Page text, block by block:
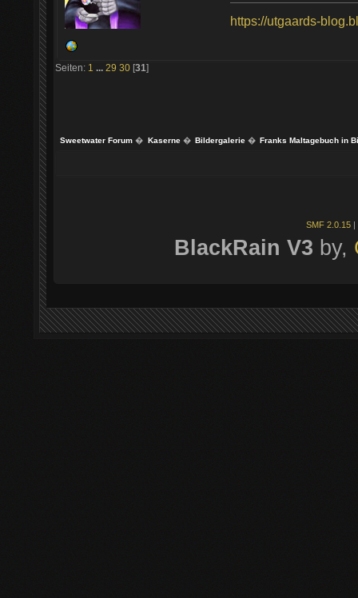
https://utgaards-
Seiten: 1 ... 29 30 [31]
Sweetwater Forum � Kaserne� Bildergalerie� Franks Maltagebuch in
SMF 2.0.15 |
BlackRain V3 by,